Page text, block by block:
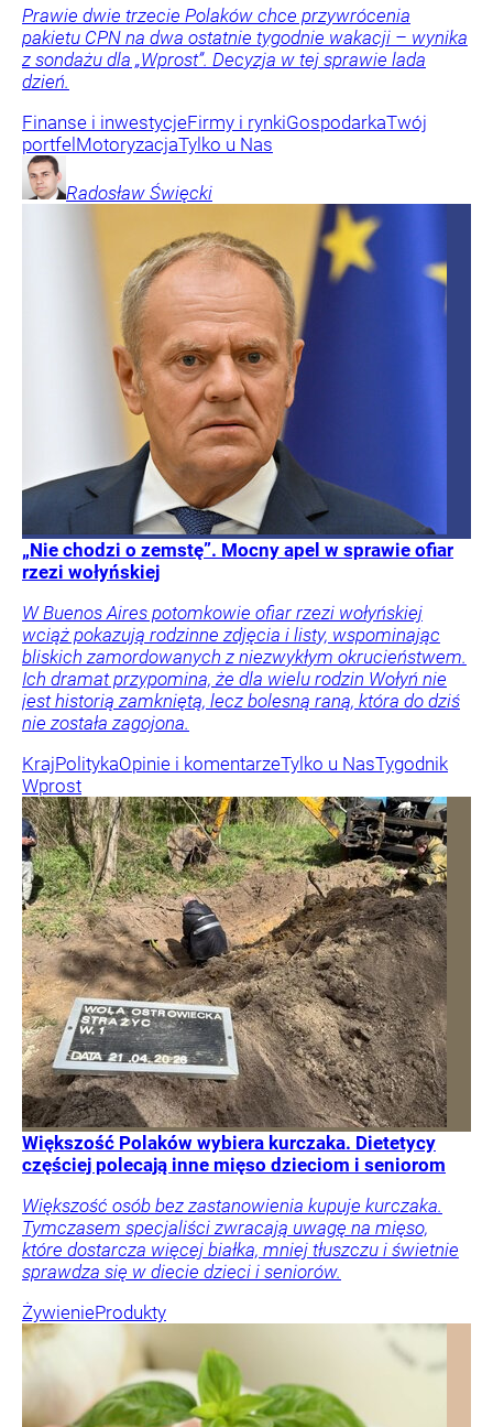
Prawie dwie trzecie Polaków chce przywrócenia
pakietu CPN na dwa ostatnie tygodnie wakacji – wynika
z sondażu dla „Wprost”. Decyzja w tej sprawie lada
dzień.
Finanse i inwestycjeFirmy i rynkiGospodarkaTwój
portfelMotoryzacjaTylko u Nas
Radosław Święcki
„Nie chodzi o zemstę”. Mocny apel w sprawie ofiar
rzezi wołyńskiej
W Buenos Aires potomkowie ofiar rzezi wołyńskiej
wciąż pokazują rodzinne zdjęcia i listy, wspominając
bliskich zamordowanych z niezwykłym okrucieństwem.
Ich dramat przypomina, że dla wielu rodzin Wołyń nie
jest historią zamkniętą, lecz bolesną raną, która do dziś
nie została zagojona.
KrajPolitykaOpinie i komentarzeTylko u NasTygodnik
Wprost
Większość Polaków wybiera kurczaka. Dietetycy
częściej polecają inne mięso dzieciom i seniorom
Większość osób bez zastanowienia kupuje kurczaka.
Tymczasem specjaliści zwracają uwagę na mięso,
które dostarcza więcej białka, mniej tłuszczu i świetnie
sprawdza się w diecie dzieci i seniorów.
ŻywienieProdukty